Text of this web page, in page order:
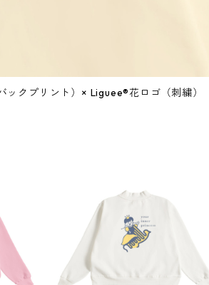
ックプリント）× Liguee®️花ロゴ（刺繍）